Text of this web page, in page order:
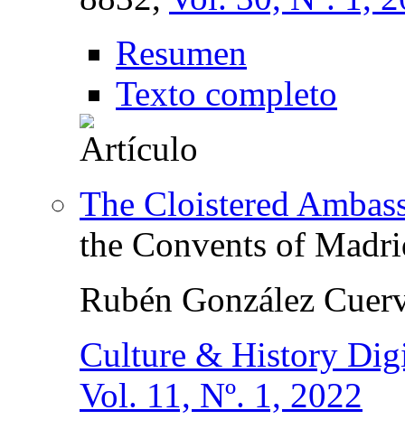
Resumen
Texto completo
The Cloistered
the Convents of
Rubén González
Culture & History
Vol. 11, Nº. 1, 2022